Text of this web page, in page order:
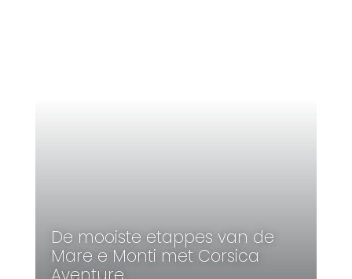
De mooiste etappes van de
Mare e Monti met Corsica